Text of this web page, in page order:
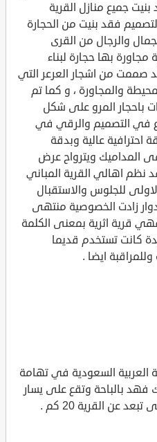
جميع منازل القرية
فقد بنيت من الحجارة
والرجال من القرى
بها حجارة لبناء
صممت من اشجار العرعر التي
والمجاورة ، و كما تم
باحجار المرو على شكل
في التصميم والرقي في
احترافية عالية وبدقة
المداميك ويترواح عرض
70 ل 90 سم ، وقد نظم اهالي القرية المباني
للجلوس والاستقبال
زادت الخصوصية منتهى
قرية اثرية بمعنى الكلمة
كانت تستخدم قديما
ايضا .
العربية السعودية في تهامة
الملك فهد بالباحة وتقع على يسار
عن القرية 20 كم .